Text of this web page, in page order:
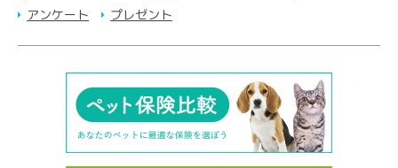
アンケート
プレゼント